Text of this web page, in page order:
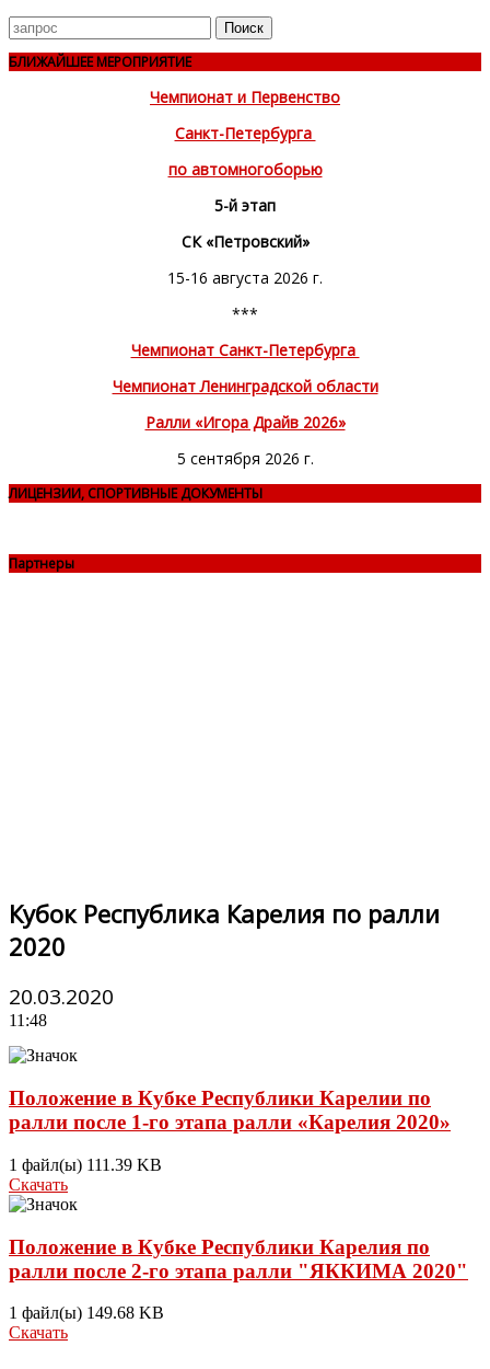
Поиск
для
БЛИЖАЙШЕЕ МЕРОПРИЯТИЕ
Чемпионат и Первенство
Санкт-Петербурга
по автомногоборью
5-й этап
СК «Петровский»
15-16 августа 2026 г.
***
Чемпионат Санкт-Петербурга
Чемпионат Ленинградской области
Ралли «Игора Драйв 2026»
5 сентября 2026 г.
ЛИЦЕНЗИИ, СПОРТИВНЫЕ ДОКУМЕНТЫ
Партнеры
Кубок Республика Карелия по ралли
2020
20.03.2020
11:48
Положение в Кубке Республики Карелии по
ралли после 1-го этапа ралли «Карелия 2020»
1 файл(ы) 111.39 KB
Скачать
Положение в Кубке Республики Карелия по
ралли после 2-го этапа ралли "ЯККИМА 2020"
1 файл(ы) 149.68 KB
Скачать